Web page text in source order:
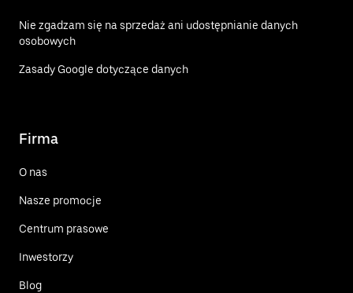
Nie zgadzam się na sprzedaż ani udostępnianie danych
osobowych
Zasady Google dotyczące danych
Firma
O nas
Nasze promocje
Centrum prasowe
Inwestorzy
Blog